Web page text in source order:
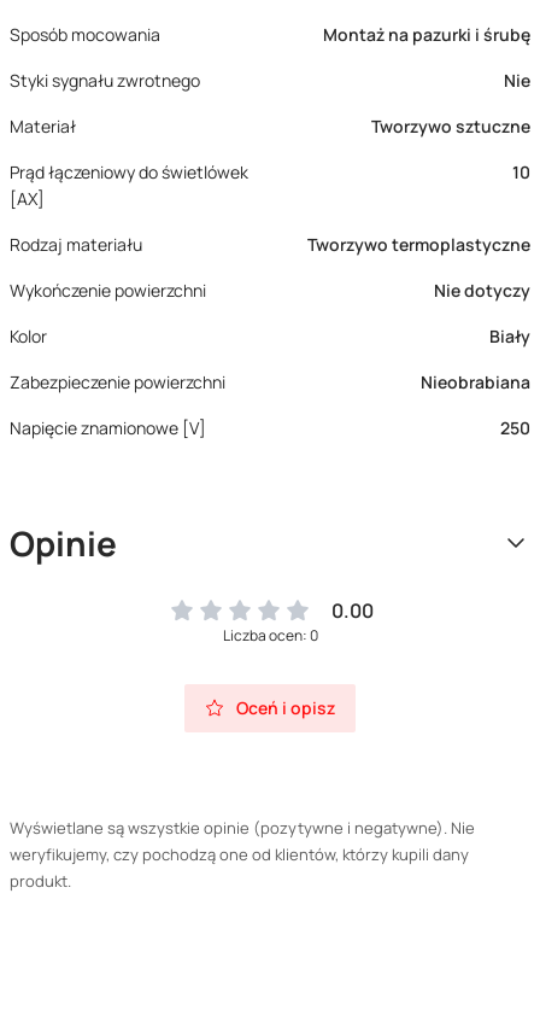
Sposób mocowania
Montaż na pazurki i śrubę
Styki sygnału zwrotnego
Nie
Materiał
Tworzywo sztuczne
Prąd łączeniowy do świetlówek
[AX]
10
Rodzaj materiału
Tworzywo termoplastyczne
Wykończenie powierzchni
Nie dotyczy
Kolor
Biały
Zabezpieczenie powierzchni
Nieobrabiana
Napięcie znamionowe [V]
250
Opinie
0.00
Liczba ocen: 0
Oceń i opisz
Wyświetlane są wszystkie opinie (pozytywne i negatywne). Nie
weryfikujemy, czy pochodzą one od klientów, którzy kupili dany
produkt.